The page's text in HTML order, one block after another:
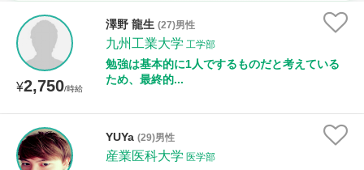
¥2,750/時給
澤野 龍生 (27)男性
九州工業大学 工学部
勉強は基本的に1人でするものだと考えている
ため、最終的...
YUYa (29)男性
産業医科大学 医学部
時給：¥1,000 ～ ¥10,000
授業可能日
土曜日 日曜日